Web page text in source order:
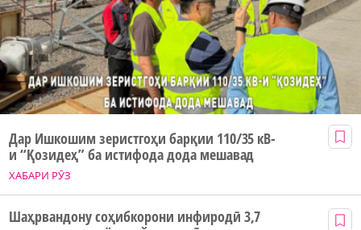
ХАБАРИ РӮЗ
Дар Ишкошим зеристгоҳи барқии 110/35 кВ-
и “Қозидеҳ” ба истифода дода мешавад
Шаҳрвандону соҳибкорони инфиродӣ 3,7